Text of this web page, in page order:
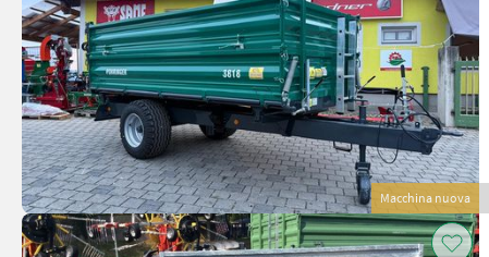
Macchina nuova